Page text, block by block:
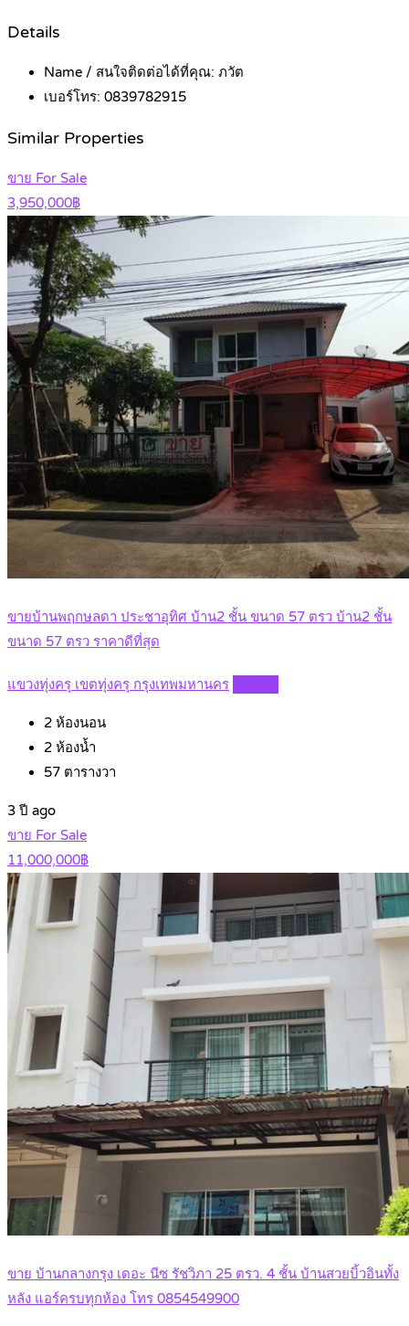
Details
Name / สนใจติดต่อได้ที่คุณ: ภวัต
เบอร์โทร: 0839782915
Similar Properties
ขาย For Sale
3,950,000฿
ขายบ้านพฤกษลดา ประชาอุทิศ บ้าน2 ชั้น ขนาด 57 ตรว บ้าน2 ชั้น
ขนาด 57 ตรว ราคาดีที่สุด
แขวงทุ่งครุ เขตทุ่งครุ กรุงเทพมหานคร
2 ห้องนอน
2 ห้องน้ำ
57 ตารางวา
3 ปี ago
ขาย For Sale
11,000,000฿
ขาย บ้านกลางกรุง เดอะ นีซ รัชวิภา 25 ตรว. 4 ชั้น บ้านสวยบิ้วอินทั้ง
หลัง แอร์ครบทุกห้อง โทร 0854549900